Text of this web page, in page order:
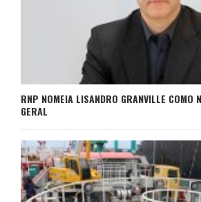
RNP NOMEIA LISANDRO GRANVILLE COMO
GERAL